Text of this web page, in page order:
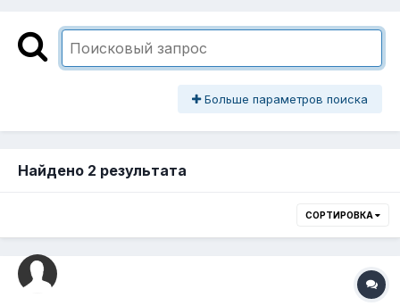
Больше параметров поиска
Найдено 2 результата
СОРТИРОВКА